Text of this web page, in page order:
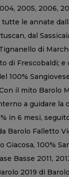
2005, 2006,
tutte le annate
dal
di
di Frescobaldi;
100%
il mito Barolo
a guidare la
in 6 mesi,
Barolo Falletto
Giacosa, 100%
Basse 2011,
2019 di